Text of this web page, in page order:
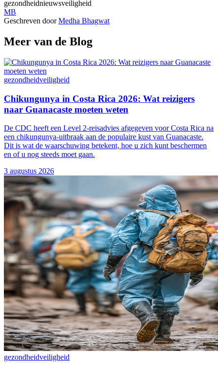
gezondheidnieuwsveiligheid
MB
Geschreven door Medha Bhagwat
Meer van de Blog
gezondheidveiligheid
Chikungunya in Costa Rica 2026: Wat reizigers
naar Guanacaste moeten weten
De CDC heeft een Level 2-reisadvies afgegeven voor Costa Rica na
een chikungunya-uitbraak aan de populaire kust van Guanacaste.
Dit is wat de waarschuwing betekent, hoe u zich kunt beschermen
en of u nog steeds moet gaan.
3 augustus 2026
gezondheidveiligheid